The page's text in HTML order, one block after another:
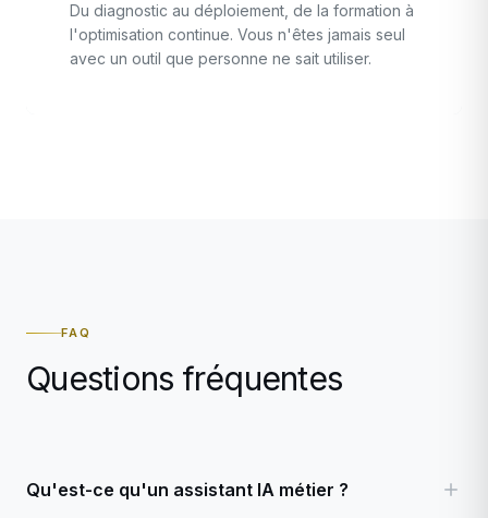
Du diagnostic au déploiement, de la formation à
l'optimisation continue. Vous n'êtes jamais seul
avec un outil que personne ne sait utiliser.
FAQ
Questions fréquentes
Qu'est-ce qu'un assistant IA métier ?